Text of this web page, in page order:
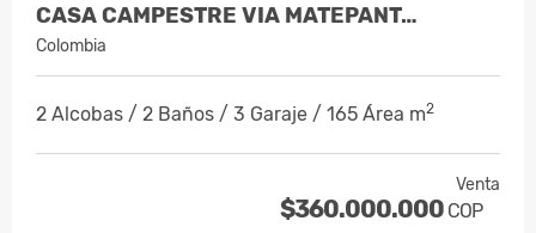
CASA CAMPESTRE VIA MATEPANT…
Colombia
2 Alcobas / 2 Baños / 3 Garaje / 165 Área m2
Venta
$360.000.000 COP